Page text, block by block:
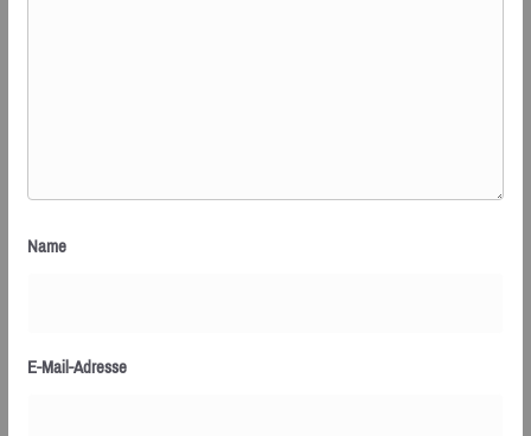
Name
E-Mail-Adresse